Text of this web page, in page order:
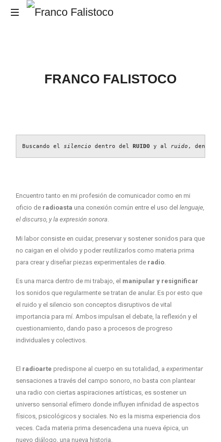
Mensaje.FRANCO FALISTOCO
Buscando el silencio dentro del RUIDO y al ruido , dentro
Encuentro tanto en mi profesión de comunicador como en mi
oficio de radioasta una conexión común entre el uso dellenguaje,
el discurso, y la expresión sonora.
Mi labor consiste en cuidar, preservar y sostener sonidos para que
no caigan en el olvido y poder reutilizarlos como materia prima
para crear y diseñar piezas experimentales de radio
Es una marca dentro de mi trabajo, el manipular y resignificar
los sonidos que regularmente se tratan de anular. Es por esto que
el ruido y el silencio son conceptos disruptivos de vital
importancia para mí. Ambos impulsan el debate, la reflexión y el
cuestionamiento, dando paso a procesos de progreso
individuales y colectivos.
El radioarte predispone al cuerpo en su totalidad, aexperimentar
sensaciones a través del campo sonoro, no basta con plantear
una radio con ciertas aspiraciones artísticas, es sostener un
universo sensorial efímero donde influyen infinidad de aspectos
físicos, psicológicos y sociales. No es la misma experiencia dos
veces. Cada materia prima desencadena una nueva épica, un
nuevo diálogo, una nueva historia.